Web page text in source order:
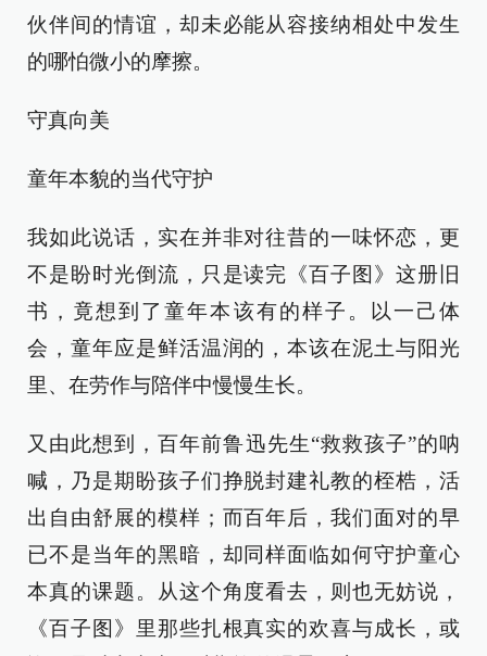
伙伴间的情谊，却未必能从容接纳相处中发生
的哪怕微小的摩擦。
守真向美
童年本貌的当代守护
我如此说话，实在并非对往昔的一味怀恋，更
不是盼时光倒流，只是读完《百子图》这册旧
书，竟想到了童年本该有的样子。以一己体
会，童年应是鲜活温润的，本该在泥土与阳光
里、在劳作与陪伴中慢慢生长。
又由此想到，百年前鲁迅先生“救救孩子”的呐
喊，乃是期盼孩子们挣脱封建礼教的桎梏，活
出自由舒展的模样；而百年后，我们面对的早
已不是当年的黑暗，却同样面临如何守护童心
本真的课题。从这个角度看去，则也无妨说，
《百子图》里那些扎根真实的欢喜与成长，或